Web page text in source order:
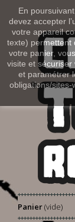
En
devez accepter
votre appareil
texte) permettent
votre panier,
visite et
et paramétrer
obligations/
Panier(vide)